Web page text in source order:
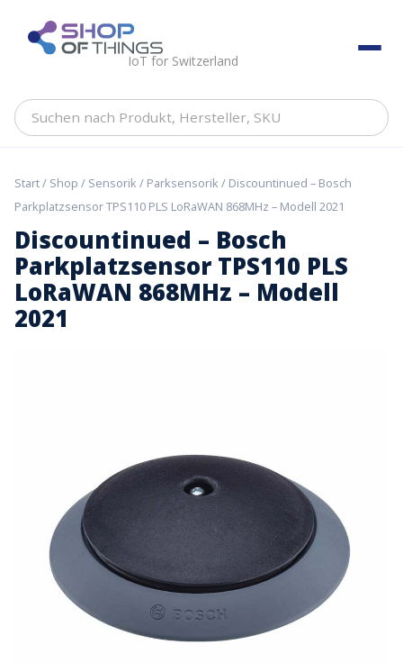
content ShopOfThings
IoT for Switzerland
Suchen
Hersteller,
Start/ Shop / Sensorik / Parksensorik / Discountinued – Bosch
Parkplatzsensor TPS110 PLS LoRaWAN 868MHz – Modell 2021
Discountinued – Bosch
Parkplatzsensor TPS110 PLS
LoRaWAN 868MHz – Modell
2021